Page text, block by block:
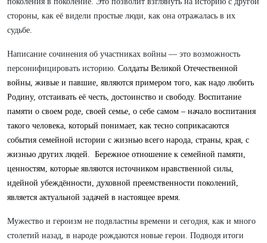
стороны, как её видели простые люди, как она отражалась в их
судьбе.
Написание сочинения об участниках войны — это возможность
персонифицировать историю. Солдаты Великой Отечественной
войны, живые и павшие, являются примером того, как надо любить
Родину, отстаивать её честь, достоинство и свободу. Воспитание
памяти о своем роде, своей семье, о себе самом – начало воспитания
такого человека, который понимает, как тесно соприкасаются
события семейной истории с жизнью всего народа, страны, края, с
жизнью других людей. Бережное отношение к семейной памяти,
ценностям, которые являются источником нравственной силы,
идейной убеждённости, духовной преемственности поколений,
является актуальной задачей в настоящее время.
Мужество и героизм не подвластны времени и сегодня, как и много
столетий назад, в народе рождаются новые герои. Подводя итоги